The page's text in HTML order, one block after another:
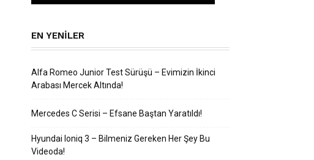
EN YENILER
Alfa Romeo Junior Test Sürüşü – Evimizin İkinci
Arabası Mercek Altında!
Mercedes C Serisi – Efsane Baştan Yaratıldı!
Hyundai Ioniq 3 – Bilmeniz Gereken Her Şey Bu
Videoda!